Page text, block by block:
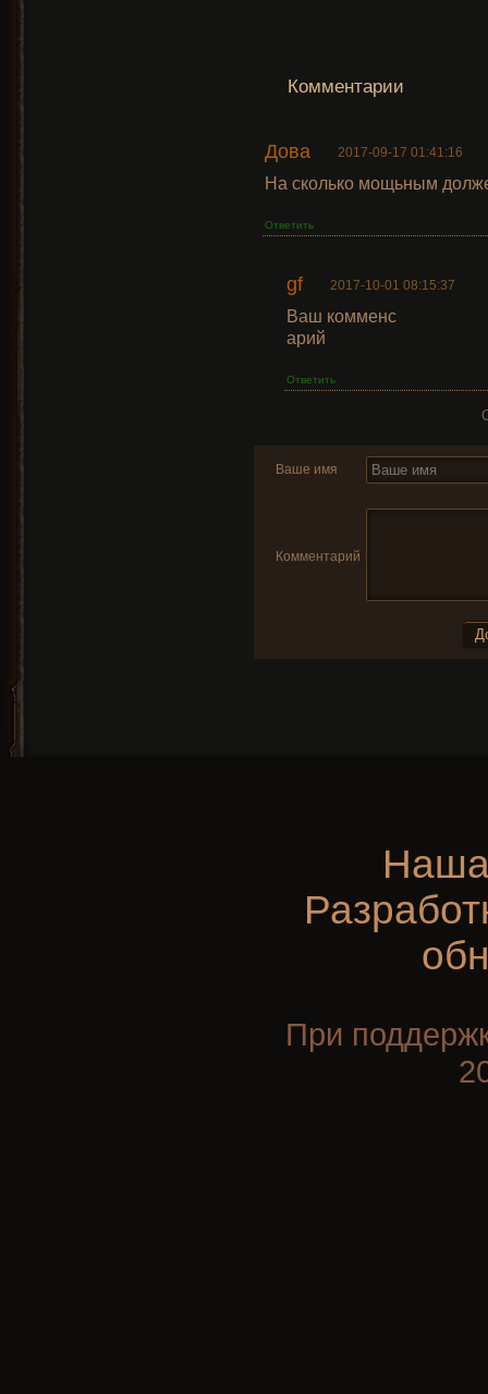
Комментарии
Дова 2017-09-17 01:41:16
На сколько мощьным
Ответить
gf 2017-10-01 08:15:37
Ваш комменc
арий
Ответить
Ваше имя
Комментарий
При